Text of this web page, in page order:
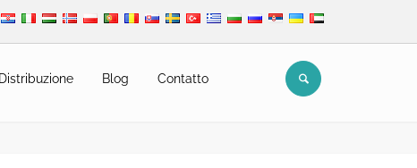
Distribuzione Blog Contatto